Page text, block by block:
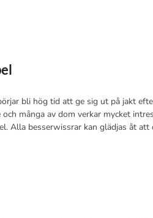
bli hög tid att ge sig ut på jakt
många av dom verkar mycket
Alla besserwissrar kan glädjas åt